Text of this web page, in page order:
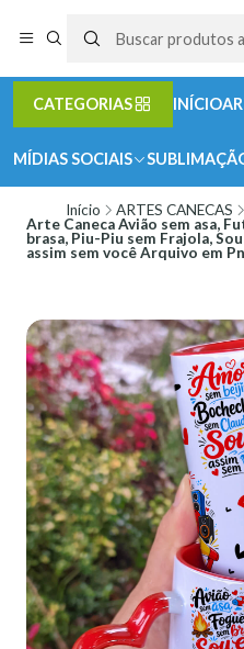
CATEGORIAS INÍCIO
MÍDIAS SOCIAIS
Início ARTES CANECAS
Arte Caneca Avião sem asa,
brasa, Piu-Piu sem Frajola,
assim sem você Arquivo em